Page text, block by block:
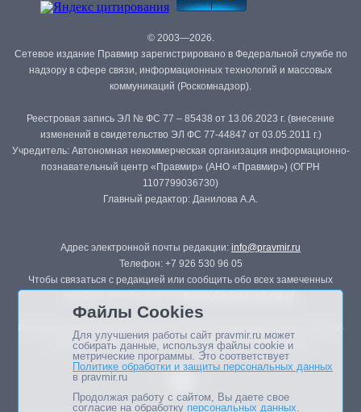
© 2003—2026.
Сетевое издание Правмир зарегистрировано в Федеральной службе по
надзору в сфере связи, информационных технологий и массовых
коммуникаций (Роскомнадзор).
Реестровая запись ЭЛ № ФС 77 – 85438 от 13.06.2023 г. (внесение
изменений в свидетельство ЭЛ ФС 77-44847 от 03.05.2011 г.)
Учредитель: Автономная некоммерческая организация информационно-
познавательный центр «Правмир» (АНО «Правмир») (ОГРН
1107799036730)
Главный редактор: Данилова А.А.
Адрес электронной почты редакции: info@pravmir.ru
Телефон: +7 926 530 96 05
Чтобы связаться с редакцией или сообщить обо всех замеченных
Републикация материалов сайта в печатных изданиях (книгах, прессе)
возможна только с письменного разрешения редакции.
Файлы Cookies
Для улучшения работы сайт pravmir.ru может
собирать данные, используя файлы cookie и
метрические программы. Это соответствует
Политике обработки и защиты персональных данных
в pravmir.ru
Продолжая работу с сайтом, Вы даете свое
согласие на обработку персональных данных.